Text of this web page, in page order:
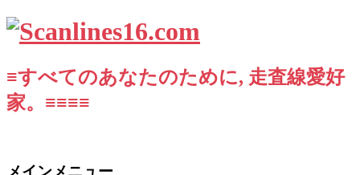
≡すべてのあなたのために, 走査線愛好
家。≡≡≡≡
メインメニュー